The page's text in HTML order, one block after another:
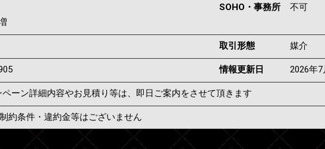
SOHO・事務所 不可
取引形態 媒介
情報更新日 2026年
ペーン詳細内容やお見積り等は、即日ご案内をさせて頂きます
約条件・違約金等はございません